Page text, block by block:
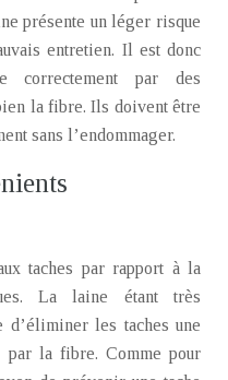
présente un léger risque
entretien. Il est donc
correctement par des
la fibre. Ils doivent être
sans l’endommager.
taches par rapport à la
La laine étant très
les taches une
par la fibre. Comme pour